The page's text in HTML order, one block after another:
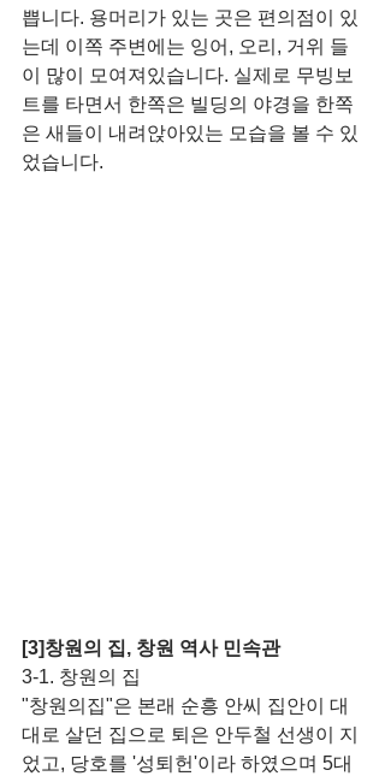
쁩니다. 용머리가 있는 곳은 편의점이 있
는데 이쪽 주변에는 잉어, 오리, 거위 들
이 많이 모여져있습니다. 실제로 무빙보
트를 타면서 한쪽은 빌딩의 야경을 한쪽
은 새들이 내려앉아있는 모습을 볼 수 있
었습니다.
[3]창원의 집, 창원 역사 민속관
3-1. 창원의 집
"창원의집"은 본래 순흥 안씨 집안이 대
대로 살던 집으로 퇴은 안두철 선생이 지
었고, 당호를 '성퇴헌'이라 하였으며 5대